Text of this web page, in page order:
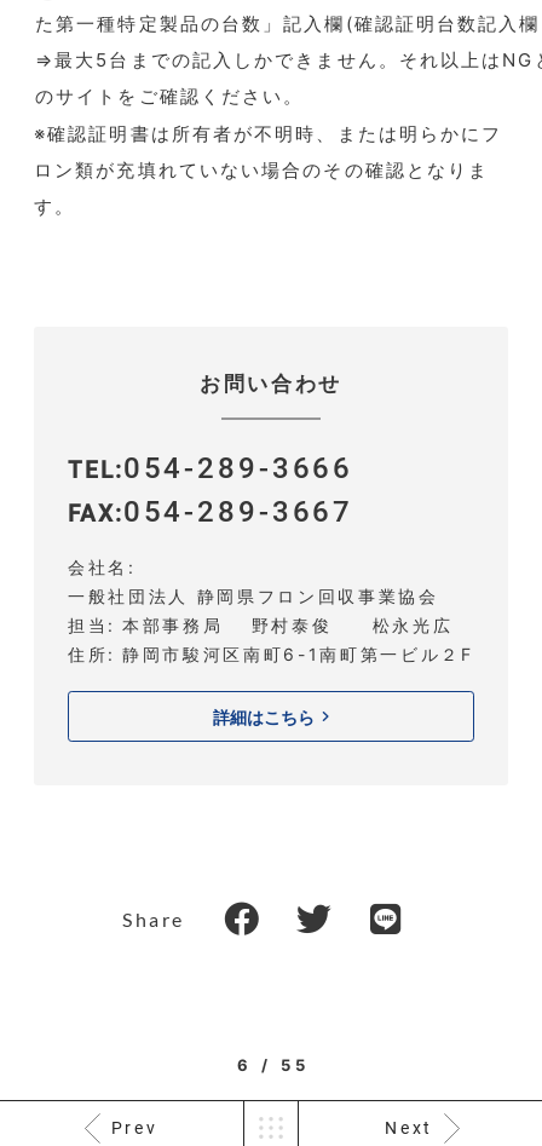
た第一種特定製品の台数」記入欄(確認証明台数記入
⇒最大5台までの記入しかできません。それ以上はNG
のサイトをご確認ください。
※確認証明書は所有者が不明時、または明らかにフ
ロン類が充填れていない場合のその確認となりま
す。
お問い合わせ
TEL 054-289-3666
FAX 054-289-3667
会社名
一般社団法人 静岡県フロン回収事業協会
担当
本部事務局 野村泰俊 松永光広
住所
静岡市駿河区南町6-1南町第一ビル２F
詳細はこちら
Share
6 / 55
Prev Next